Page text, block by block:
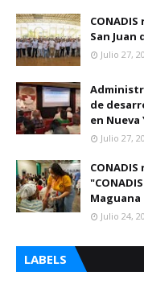
San Juan
Julio 27,
de
en Nueva
Julio 27,
Maguana
Julio 24,
LABELS